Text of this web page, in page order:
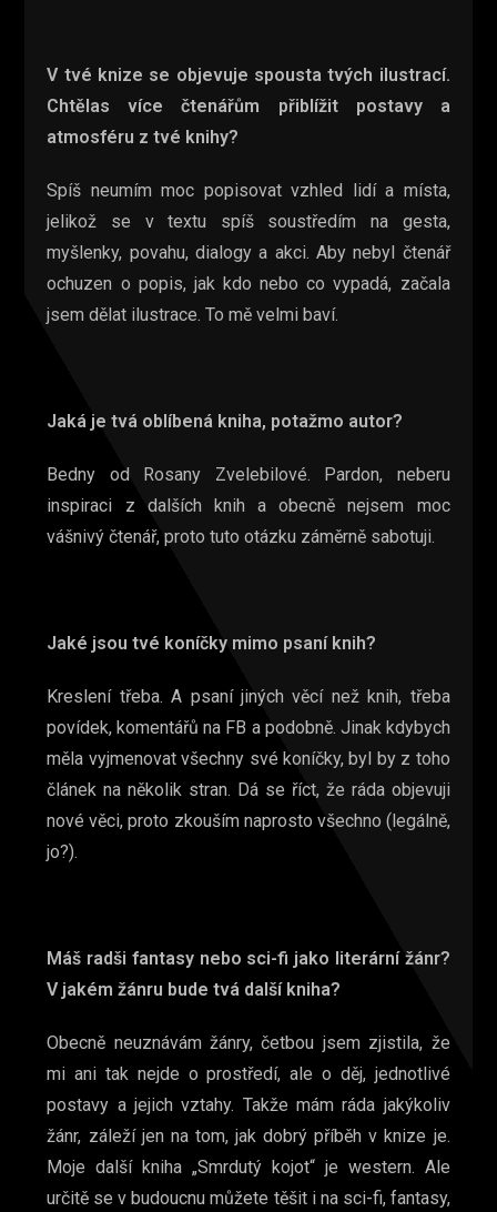
V tvé knize se objevuje spousta tvých ilustrací.
Chtělas více čtenářům přiblížit postavy a
atmosféru z tvé knihy?
Spíš neumím moc popisovat vzhled lidí a místa,
jelikož se v textu spíš soustředím na gesta,
myšlenky, povahu, dialogy a akci. Aby nebyl čtenář
ochuzen o popis, jak kdo nebo co vypadá, začala
jsem dělat ilustrace. To mě velmi baví.
Jaká je tvá oblíbená kniha, potažmo autor?
Bedny od Rosany Zvelebilové. Pardon, neberu
inspiraci z dalších knih a obecně nejsem moc
vášnivý čtenář, proto tuto otázku záměrně sabotuji.
Jaké jsou tvé koníčky mimo psaní knih?
Kreslení třeba. A psaní jiných věcí než knih, třeba
povídek, komentářů na FB a podobně. Jinak kdybych
měla vyjmenovat všechny své koníčky, byl by z toho
článek na několik stran. Dá se říct, že ráda objevuji
nové věci, proto zkouším naprosto všechno (legálně,
jo?).
Máš radši fantasy nebo sci-fi jako literární žánr?
V jakém žánru bude tvá další kniha?
Obecně neuznávám žánry, četbou jsem zjistila, že
mi ani tak nejde o prostředí, ale o děj, jednotlivé
postavy a jejich vztahy. Takže mám ráda jakýkoliv
žánr, záleží jen na tom, jak dobrý příběh v knize je.
Moje další kniha „Smrdutý kojot“ je western. Ale
určitě se v budoucnu můžete těšit i na sci-fi, fantasy,